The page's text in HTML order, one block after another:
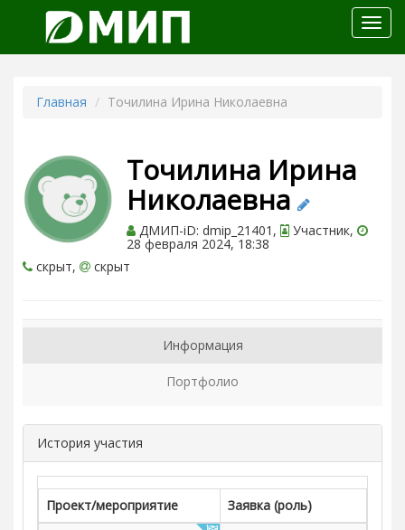
меню
Главная Точилина Ирина Николаевна
Точилина Ирина
Николаевна
ДМИП-iD: dmip_21401, Участник,
28 февраля 2024, 18:38
скрыт,
скрыт
Информация
Портфолио
История участия
Проект/мероприятие
Заявка (роль)